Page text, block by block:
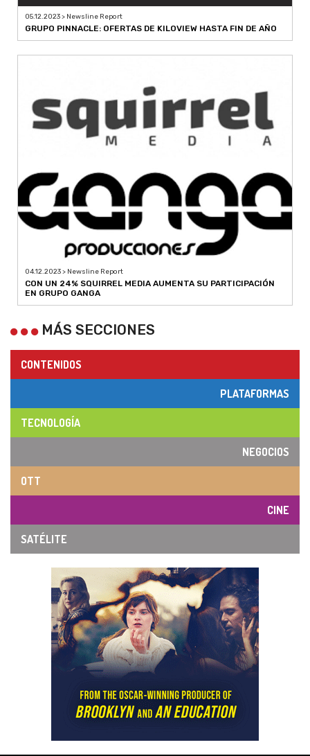
05.12.2023 > Newsline Report
GRUPO PINNACLE: OFERTAS DE KILOVIEW HASTA FIN DE AÑO
04.12.2023 > Newsline Report
CON UN 24% SQUIRREL MEDIA AUMENTA SU PARTICIPACIÓN
EN GRUPO GANGA
MÁS SECCIONES
CONTENIDOS
PLATAFORMAS
TECNOLOGÍA
NEGOCIOS
OTT
CINE
SATÉLITE